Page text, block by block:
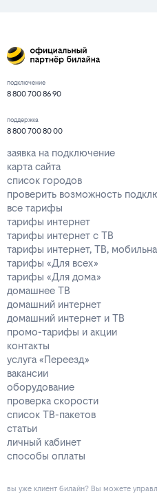
подключение
8 800 700 86 90
поддержка
8 800 700 80 00
заявка на подключение
карта сайта
список городов
проверить возможность
все тарифы
тарифы интернет
тарифы интернет с ТВ
тарифы интернет, ТВ,
тарифы «Для всех»
тарифы «Для дома»
домашнее ТВ
домашний интернет
домашний интернет и ТВ
промо-тарифы и акции
контакты
услуга «Переезд»
вакансии
оборудование
проверка скорости
список ТВ-пакетов
статьи
личный кабинет
способы оплаты
вы уже клиент билайн? Вы можете